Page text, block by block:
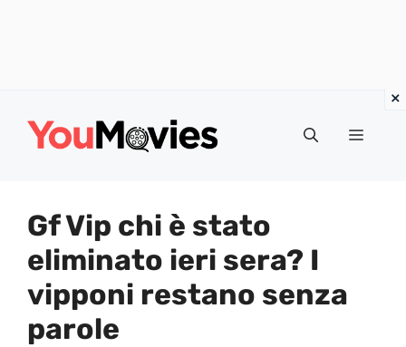
Menu
Gf Vip chi è stato
eliminato ieri sera? I
vipponi restano senza
parole